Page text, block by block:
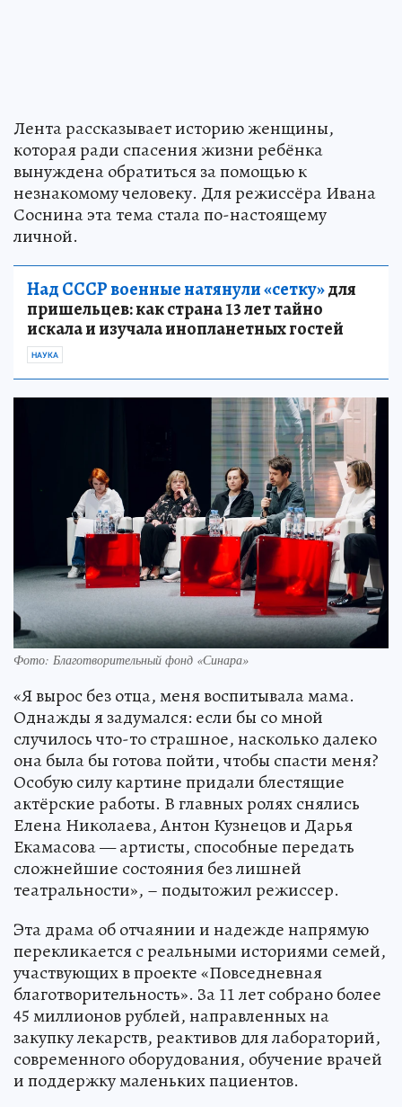
Лента рассказывает историю женщины,
которая ради спасения жизни ребёнка
вынуждена обратиться за помощью к
незнакомому человеку. Для режиссёра Ивана
Соснина эта тема стала по-настоящему
личной.
Над СССР военные натянули «сетку»для
пришельцев: как страна 13 лет тайно
искала и изучала инопланетных гостей
НАУКА
Фото: Благотворительный фонд «Синара»
«Я вырос без отца, меня воспитывала мама.
Однажды я задумался: если бы со мной
случилось что-то страшное, насколько далеко
она была бы готова пойти, чтобы спасти меня?
Особую силу картине придали блестящие
актёрские работы. В главных ролях снялись
Елена Николаева, Антон Кузнецов и Дарья
Екамасова — артисты, способные передать
сложнейшие состояния без лишней
театральности», – подытожил режиссер.
Эта драма об отчаянии и надежде напрямую
перекликается с реальными историями семей,
участвующих в проекте «Повседневная
благотворительность». За 11 лет собрано более
45 миллионов рублей, направленных на
закупку лекарств, реактивов для лабораторий,
современного оборудования, обучение врачей
и поддержку маленьких пациентов.